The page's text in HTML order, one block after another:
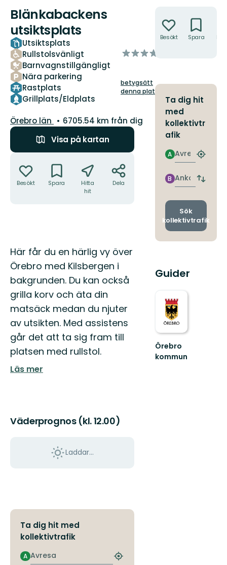
Blänkabackens
utsiktsplats
Utsiktsplats
Rullstolsvänligt
Barnvagnstillgängligt
Nära parkering
Rastplats
Grillplats/Eldplats
av
betygsätt
denna plats!
Län:
Örebro län
6705.54 km från dig
Visa på kartan
Besökt Spara
Hitta
hit
Dela
Beskrivning
Här får du en härlig vy över
Örebro med Kilsbergen i
bakgrunden. Du kan också
grilla korv och äta din
matsäck medan du njuter
av utsikten. Med assistens
går det att ta sig fram till
platsen med rullstol.
Läs mer
Väderprognos (kl. 12.00)
Laddar...
Ta dig hit med
kollektivtrafik
Avresa
A
Hitta
Besökt Spara
Ta dig hit
med
kollektivtr
afik
Avresa
A
Hitta
Ankomst
B
Byt
och
Sök
kollektivtrafik
Guider
Örebro
kommun